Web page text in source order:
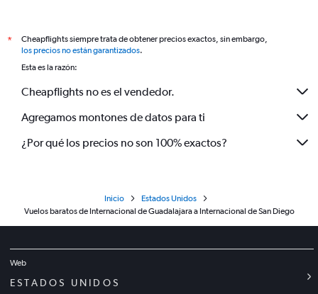
*
Cheapflights siempre trata de obtener precios exactos, sin embargo,
los precios no están garantizados.
Esta es la razón:
Cheapflights no es el vendedor.
Agregamos montones de datos para ti
¿Por qué los precios no son 100% exactos?
Inicio
Estados Unidos
Vuelos baratos de Internacional de Guadalajara a Internacional de San Diego
Web
ESTADOS UNIDOS